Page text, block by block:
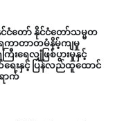
င်ငံတော် နိုင်ငံတော်သမ္မတ
ေကာတာတမံနိမ့်ကျမှု
ကြီးရေလျှံဖြစ်ပွားမှုနှင့်
နှင့် ပြန်လည်ထူထောင်
ာက်